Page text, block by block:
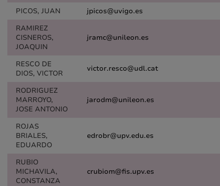
PICOS, JUAN
jpicos@uvigo.es
RAMIREZ
CISNEROS,
JOAQUIN
jramc@unileon.es
RESCO DE
DIOS, VICTOR
victor.resco@udl.cat
RODRIGUEZ
MARROYO,
JOSE ANTONIO
jarodm@unileon.es
ROJAS
BRIALES,
EDUARDO
edrobr@upv.edu.es
RUBIO
MICHAVILA,
CONSTANZA
crubiom@fis.upv.es